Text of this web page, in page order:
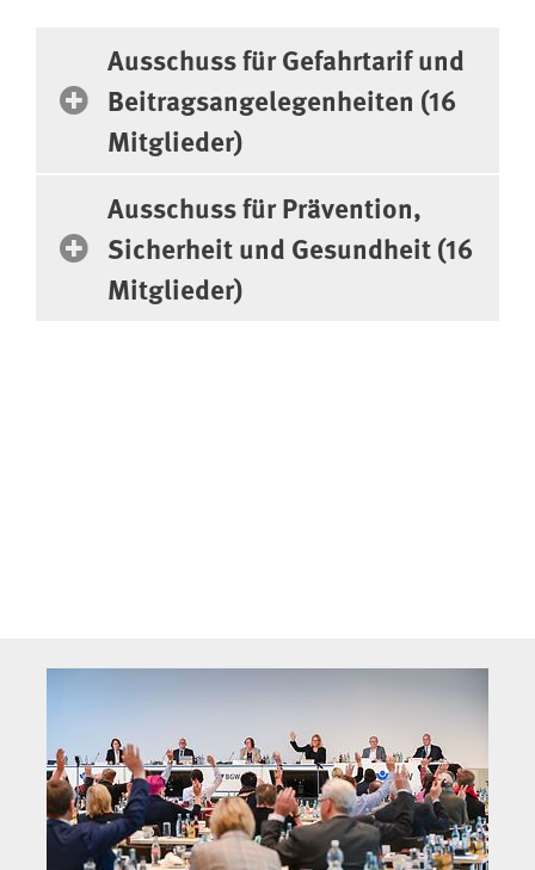
Ausschuss für Gefahrtarif und
Beitragsangelegenheiten (16
Mitglieder)
Ausschuss für Prävention,
Sicherheit und Gesundheit (16
Mitglieder)
BGW-Selbstverwaltung